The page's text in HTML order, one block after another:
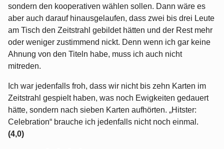
sondern den kooperativen wählen sollen. Dann wäre es
aber auch darauf hinausgelaufen, dass zwei bis drei Leute
am Tisch den Zeitstrahl gebildet hätten und der Rest mehr
oder weniger zustimmend nickt. Denn wenn ich gar keine
Ahnung von den Titeln habe, muss ich auch nicht
mitreden.
Ich war jedenfalls froh, dass wir nicht bis zehn Karten im
Zeitstrahl gespielt haben, was noch Ewigkeiten gedauert
hätte, sondern nach sieben Karten aufhörten. „Hitster:
Celebration“ brauche ich jedenfalls nicht noch einmal.
(4,0)